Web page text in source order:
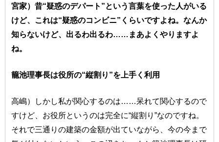
宮家）昔“疑惑のデパート”という言葉を使った人がいる
けど、これは“疑惑のコンビニ”くらいですよね。なんか
知らないけど、出るわ出るわ……まあよくやりますよ
ね。
籠池理事長は役所の“縦割り”を上手く利用
高嶋）しかし私が関心するのは……呆れて関心するので
すけど、お役所というのは完全に“縦割り”なのですね。
それで三通りの建築の金額が出ていながら、今の今まで